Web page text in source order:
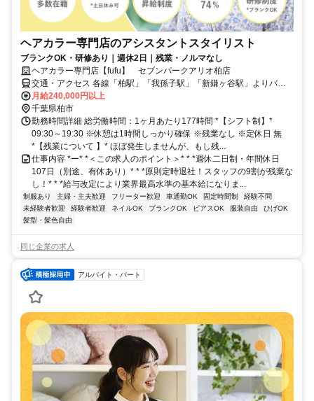
ヘアカラー専門店のアシスタントスタイリスト
ブランクOK・研修あり｜週休2日｜残業・ノルマなし
ヘアカラー専門店【fufu】 セブンパークアリオ柏店
交通・アクセス 各線「柏駅」「我孫子駅」「新鎌ヶ谷駅」よりバス
で約25分
月給240,000円以上
千葉県柏市
勤務時間詳細 総労働時間：1ヶ月あたり177時間 *【シフト制】*
09:30～19:30 ※休憩は1時間しっかり確保 ※残業なし ※定休日 無
*【残業について 】* ほぼ発生しませんが、もし残...
仕事内容 *ー* *＜この求人のポイント＞* * *週休二日制・年間休日
107日（別途、有休あり）* * *原則定時退社！スタッフの9割が残業な
し！* * *給与改定により業界最高水準の基本給になりま...
制服あり 主婦・主夫歓迎 フリーター歓迎 車通勤OK 固定時間制
経験不問
未経験者歓迎
経験者歓迎 ネイルOK ブランクOK ピアスOK 服装自由
ひげOK
髪型・髪色自由
同じ企業の求人
アルバイト・パート